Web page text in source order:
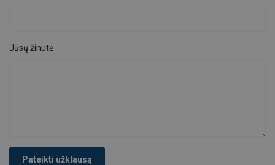
Jūsų žinutė
Pateikti užklausą